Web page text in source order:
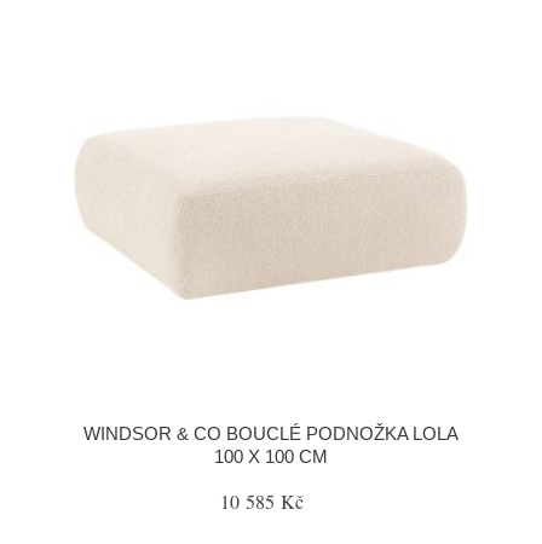
WINDSOR & CO BOUCLÉ PODNOŽKA LOLA
100 X 100 CM
10 585 Kč